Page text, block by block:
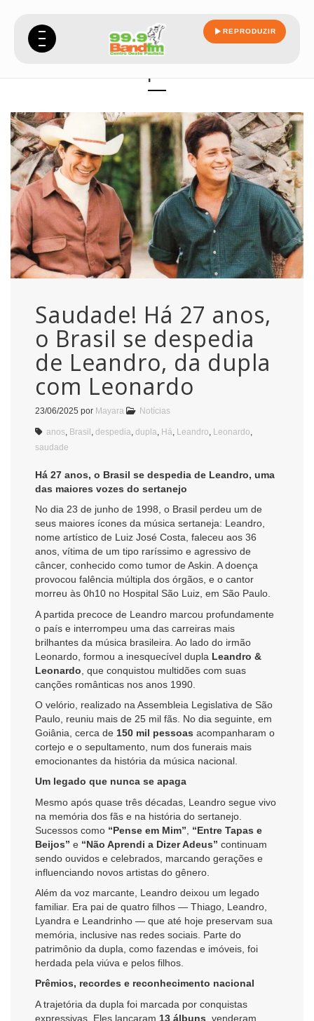
REPRODUZIR
Saudade! Há 27 anos,
o Brasil se despedia
de Leandro, da dupla
com Leonardo
23/06/2025 por Mayara Notícias
anos Brasil despedia dupla Há Leandro Leonardo
saudade
Há 27 anos, o Brasil se despedia de Leandro, uma
das maiores vozes do sertanejo
No dia 23 de junho de 1998, o Brasil perdeu um de
seus maiores ícones da música sertaneja: Leandro,
nome artístico de Luiz José Costa, faleceu aos 36
anos, vítima de um tipo raríssimo e agressivo de
câncer, conhecido como tumor de Askin. A doença
provocou falência múltipla dos órgãos, e o cantor
morreu às 0h10 no Hospital São Luiz, em São Paulo.
A partida precoce de Leandro marcou profundamente
o país e interrompeu uma das carreiras mais
brilhantes da música brasileira. Ao lado do irmão
Leonardo, formou a inesquecível dupla Leandro &
Leonardo , que conquistou multidões com suas
canções românticas nos anos 1990.
O velório, realizado na Assembleia Legislativa de São
Paulo, reuniu mais de 25 mil fãs. No dia seguinte, em
Goiânia, cerca de 150 mil pessoas acompanharam o
cortejo e o sepultamento, num dos funerais mais
emocionantes da história da música nacional.
Um legado que nunca se apaga
Mesmo após quase três décadas, Leandro segue vivo
na memória dos fãs e na história do sertanejo.
Sucessos como “Pense em Mim”
“Entre Tapas e
Beijos” e “Não Aprendi a Dizer Adeus” continuam
sendo ouvidos e celebrados, marcando gerações e
influenciando novos artistas do gênero.
Além da voz marcante, Leandro deixou um legado
familiar. Era pai de quatro filhos — Thiago, Leandro,
Lyandra e Leandrinho — que até hoje preservam sua
memória, inclusive nas redes sociais. Parte do
patrimônio da dupla, como fazendas e imóveis, foi
herdada pela viúva e pelos filhos.
Prêmios, recordes e reconhecimento nacional
A trajetória da dupla foi marcada por conquistas
expressivas. Eles lançaram 13 álbuns , venderam